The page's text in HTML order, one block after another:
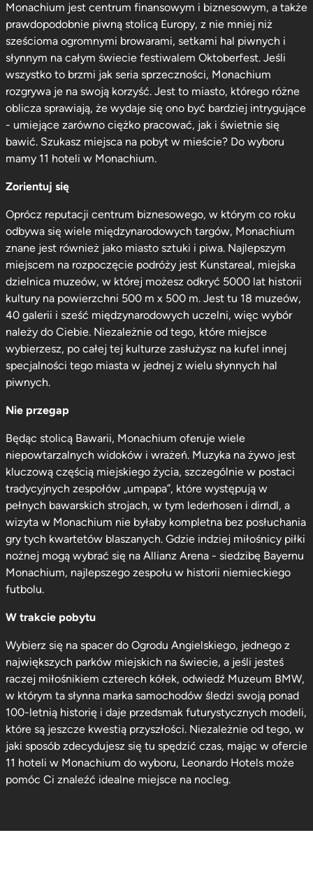
Monachium jest centrum finansowym i biznesowym, a także
prawdopodobnie piwną stolicą Europy, z nie mniej niż
sześcioma ogromnymi browarami, setkami hal piwnych i
słynnym na całym świecie festiwalem Oktoberfest. Jeśli
wszystko to brzmi jak seria sprzeczności, Monachium
rozgrywa je na swoją korzyść. Jest to miasto, którego różne
oblicza sprawiają, że wydaje się ono być bardziej intrygujące
- umiejące zarówno ciężko pracować, jak i świetnie się
bawić. Szukasz miejsca na pobyt w mieście? Do wyboru
mamy 11 hoteli w Monachium.
Zorientuj się
Oprócz reputacji centrum biznesowego, w którym co roku
odbywa się wiele międzynarodowych targów, Monachium
znane jest również jako miasto sztuki i piwa. Najlepszym
miejscem na rozpoczęcie podróży jest Kunstareal, miejska
dzielnica muzeów, w której możesz odkryć 5000 lat historii
kultury na powierzchni 500 m x 500 m. Jest tu 18 muzeów,
40 galerii i sześć międzynarodowych uczelni, więc wybór
należy do Ciebie. Niezależnie od tego, które miejsce
wybierzesz, po całej tej kulturze zasłużysz na kufel innej
specjalności tego miasta w jednej z wielu słynnych hal
piwnych.
Nie przegap
Będąc stolicą Bawarii, Monachium oferuje wiele
niepowtarzalnych widoków i wrażeń. Muzyka na żywo jest
kluczową częścią miejskiego życia, szczególnie w postaci
tradycyjnych zespołów „umpapa”, które występują w
pełnych bawarskich strojach, w tym lederhosen i dirndl, a
wizyta w Monachium nie byłaby kompletna bez posłuchania
gry tych kwartetów blaszanych. Gdzie indziej miłośnicy piłki
nożnej mogą wybrać się na Allianz Arena - siedzibę Bayernu
Monachium, najlepszego zespołu w historii niemieckiego
futbolu.
W trakcie pobytu
Wybierz się na spacer do Ogrodu Angielskiego, jednego z
największych parków miejskich na świecie, a jeśli jesteś
raczej miłośnikiem czterech kółek, odwiedź Muzeum BMW,
w którym ta słynna marka samochodów śledzi swoją ponad
100-letnią historię i daje przedsmak futurystycznych modeli,
które są jeszcze kwestią przyszłości. Niezależnie od tego, w
jaki sposób zdecydujesz się tu spędzić czas, mając w ofercie
11 hoteli w Monachium do wyboru, Leonardo Hotels może
pomóc Ci znaleźć idealne miejsce na nocleg.